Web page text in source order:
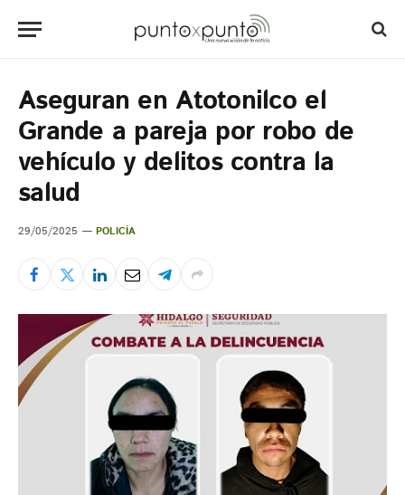
Aseguran en Atotonilco el
Grande a pareja por robo de
vehículo y delitos contra la
salud
29/05/2025 POLICÍA